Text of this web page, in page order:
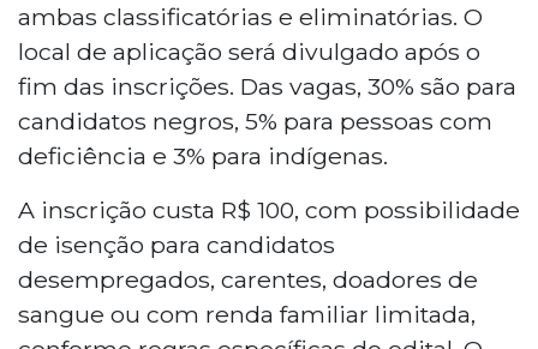
ambas classificatórias e eliminatórias. O
local de aplicação será divulgado após o
fim das inscrições. Das vagas, 30% são para
candidatos negros, 5% para pessoas com
deficiência e 3% para indígenas.
A inscrição custa R$ 100, com possibilidade
de isenção para candidatos
desempregados, carentes, doadores de
sangue ou com renda familiar limitada,